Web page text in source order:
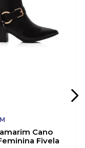
Cano
Fivela